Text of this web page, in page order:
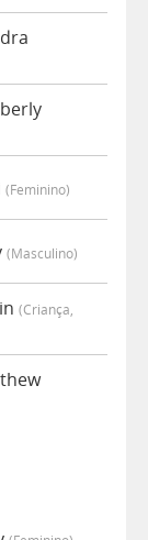
(feminino)
(masculino)
(criança,